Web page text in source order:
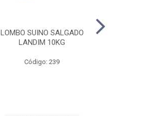
LOMBO SUINO SALGADO
LANDIM 10KG
Código: 239